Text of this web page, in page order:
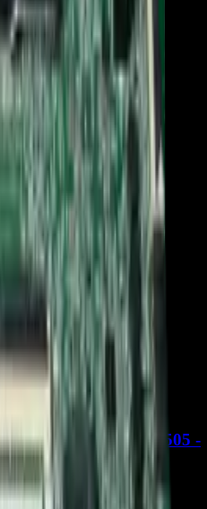
831.191
para TV LG
LG EBU67402505 -